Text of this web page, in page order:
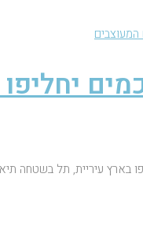
בארץ עיריית, תל בשטחה